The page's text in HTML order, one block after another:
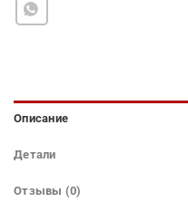
Описание
Детали
Отзывы (0)